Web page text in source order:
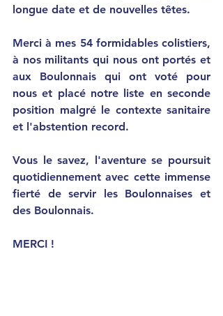
longue date et de nouvelles têtes.
Merci à mes 54 formidables colistiers,
à nos militants qui nous ont portés et
aux Boulonnais qui ont voté pour
nous et placé notre liste en seconde
position malgré le contexte sanitaire
et l'abstention record.
Vous le savez, l'aventure se poursuit
quotidiennement avec cette immense
fierté de servir les Boulonnaises et
des Boulonnais.
MERCI !